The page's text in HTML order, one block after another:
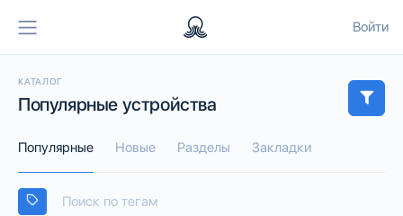
Войти
КАТАЛОГ
Популярные устройства
Популярные Новые Разделы Закладки